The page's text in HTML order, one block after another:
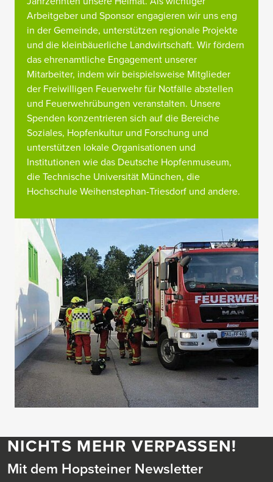
Arbeitgeber und Sponsor engagieren wir uns eng
in der Gemeinde, unterstützen regionale Projekte
und die kleinbäuerliche Landwirtschaft. Wir fördern
das ehrenamtliche Engagement unserer
Mitarbeiter, indem wir beispielsweise Mitglieder
der Freiwilligen Feuerwehr für Notfälle abstellen
und Feuerwehrübungen veranstalten. Unsere
Spenden konzentrieren sich auf die Bereiche
Soziales, Hopfenkultur und Forschung und
unterstützen lokale Organisationen und
Institutionen wie das Deutsche Hopfenmuseum,
die Technische Universität München, die
Hochschule Weihenstephan-Triesdorf und andere.
NICHTS MEHR VERPASSEN!
Mit dem Hopsteiner Newsletter